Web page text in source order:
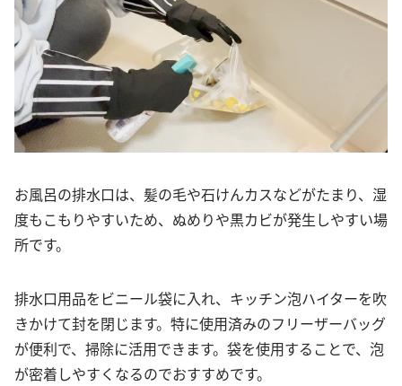
お風呂の排水口は、髪の毛や石けんカスなどがたまり、湿
度もこもりやすいため、ぬめりや黒カビが発生しやすい場
所です。
排水口用品をビニール袋に入れ、キッチン泡ハイターを吹
きかけて封を閉じます。特に使用済みのフリーザーバッグ
が便利で、掃除に活用できます。袋を使用することで、泡
が密着しやすくなるのでおすすめです。